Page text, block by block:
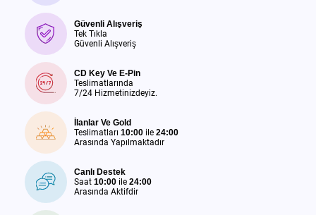
Güvenli Alışveriş
Tek Tıkla
Güvenli Alışveriş
CD Key Ve E-Pin
Teslimatlarında
7/24 Hizmetinizdeyiz.
İlanlar Ve Gold
Teslimatları 10:00 ile 24:00
Arasında Yapılmaktadır
Canlı Destek
Saat 10:00 ile 24:00
Arasında Aktifdir